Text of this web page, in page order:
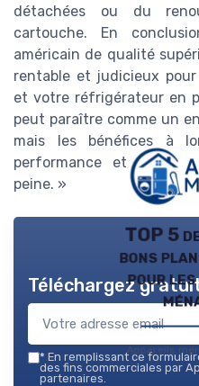
détachées ou du
cartouche. En
américain de qualité
rentable et judicieux
et votre réfrigérateur en
peut paraître comme un
mais les bénéfices à
performance et de
peine. »
TOP 5
bons
pour
Appareils
Téléchargez
* En remplissant ce
des fins commerciales par
partenaires.